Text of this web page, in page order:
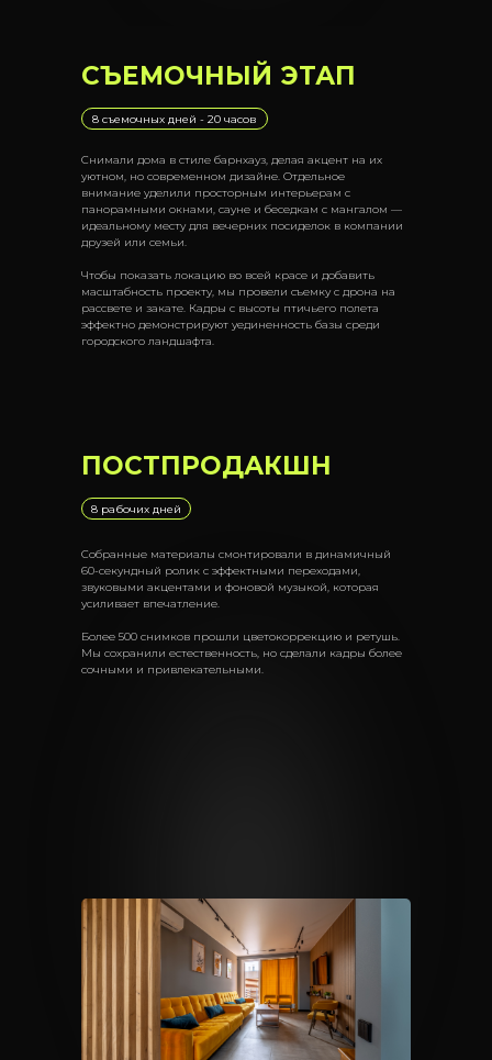
Снимали дома в стиле барнхауз, делая акцент на их
уютном, но современном дизайне. Отдельное
внимание уделили просторным интерьерам с
панорамными окнами, сауне и беседкам с мангалом —
идеальному месту для вечерних посиделок в компании
друзей или семьи.
Чтобы показать локацию во всей красе и добавить
масштабность проекту, мы провели съемку с дрона на
рассвете и закате. Кадры с высоты птичьего полета
эффектно демонстрируют уединенность базы среди
городского ландшафта.
8 съемочных дней - 20 часов
СЪЕМОЧНЫЙ ЭТАП
Собранные материалы смонтировали в динамичный
60-секундный ролик с эффектными переходами,
звуковыми акцентами и фоновой музыкой, которая
усиливает впечатление.
Более 500 снимков прошли цветокоррекцию и ретушь.
Мы сохранили естественность, но сделали кадры более
сочными и привлекательными.
8 рабочих дней
ПОСТПРОДАКШН